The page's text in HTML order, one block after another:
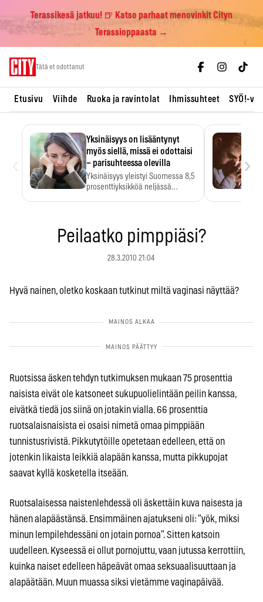
Terassikesä jatkuu! 🍺 Katso parhaat menovinkit Cityn
Terassioppaasta →
Tätä et odottanut
Etusivu Viihde Ruoka ja ravintolat Ihmissuhteet SYÖ!-
Yksinäisyys on lisääntynyt
myös siellä, missä ei odottaisi
– parisuhteessa olevilla
Yksinäisyys yleistyi Suomessa 8,5
prosenttiyksikköä neljässä
›
Peilaatko pimppiäsi?
28.3.2010 21:04
Hyvä nainen, oletko koskaan tutkinut miltä vaginasi näyttää?
Ruotsissa äsken tehdyn tutkimuksen mukaan 75 prosenttia
naisista eivät ole katsoneet sukupuolielintään peilin kanssa,
eivätkä tiedä jos siinä on jotakin vialla. 66 prosenttia
ruotsalaisnaisista ei osaisi nimetä omaa pimppiään
tunnistusrivistä. Pikkutytöille opetetaan edelleen, että on
jotenkin likaista leikkiä alapään kanssa, mutta pikkupojat
saavat kyllä kosketella itseään.
Ruotsalaisessa naistenlehdessä oli äskettäin kuva naisesta ja
hänen alapäästänsä. Ensimmäinen ajatukseni oli: ”yök, miksi
minun lempilehdessäni on jotain pornoa”. Sitten katsoin
uudelleen. Kyseessä ei ollut pornojuttu, vaan jutussa kerrottiin,
kuinka naiset edelleen häpeävät omaa seksuaalisuuttaan ja
alapäätään. Muun muassa siksi vietämme vaginapäivää.